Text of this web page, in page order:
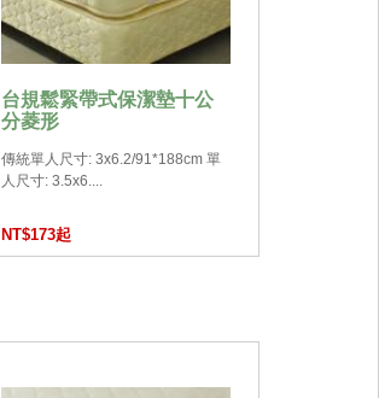
台規鬆緊帶式保潔墊十公
分菱形
傳統單人尺寸: 3x6.2/91*188cm 單
人尺寸: 3.5x6....
NT$173起